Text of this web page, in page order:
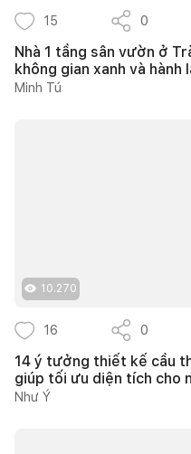
15 0
Nhà 1 tầng sân vườn ở
không gian xanh và hành
Minh Tú
10.270
16 0
14 ý tưởng thiết kế cầu
giúp tối ưu diện tích cho
Như Ý